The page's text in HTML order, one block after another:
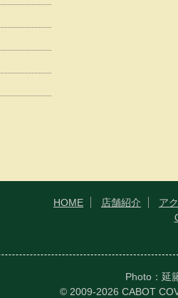
HOME 店舗紹介
ア
Photo：延
© 2009-2026 CABOT